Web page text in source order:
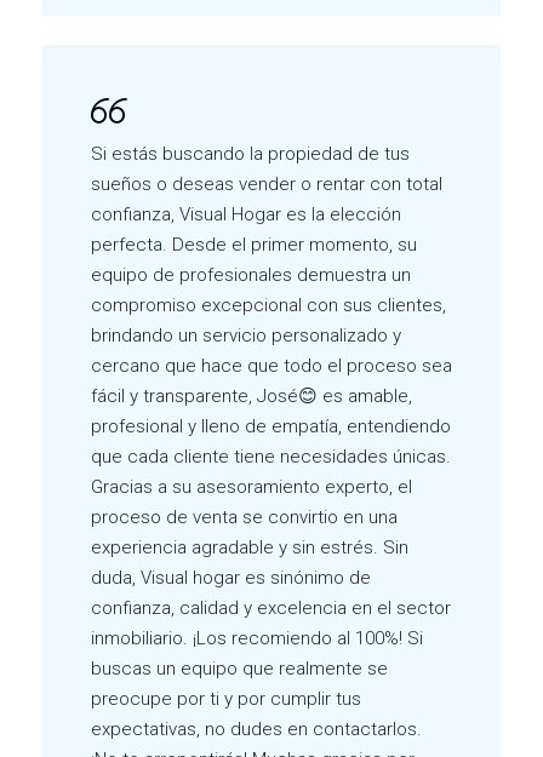
Si estás buscando la propiedad de tus
sueños o deseas vender o rentar con total
confianza, Visual Hogar es la elección
perfecta. Desde el primer momento, su
equipo de profesionales demuestra un
compromiso excepcional con sus clientes,
brindando un servicio personalizado y
cercano que hace que todo el proceso sea
fácil y transparente, José😊 es amable,
profesional y lleno de empatía, entendiendo
que cada cliente tiene necesidades únicas.
Gracias a su asesoramiento experto, el
proceso de venta se convirtio en una
experiencia agradable y sin estrés. Sin
duda, Visual hogar es sinónimo de
confianza, calidad y excelencia en el sector
inmobiliario. ¡Los recomiendo al 100%! Si
buscas un equipo que realmente se
preocupe por ti y por cumplir tus
expectativas, no dudes en contactarlos.